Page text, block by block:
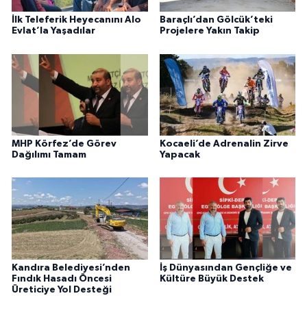
İlk Teleferik Heyecanını Alo
Evlat’la Yaşadılar
Baraçlı’dan Gölcük’teki
Projelere Yakın Takip
MHP Körfez’de Görev
Dağılımı Tamam
Kocaeli’de Adrenalin Zirve
Yapacak
Kandıra Belediyesi’nden
Fındık Hasadı Öncesi
Üreticiye Yol Desteği
İş Dünyasından Gençliğe ve
Kültüre Büyük Destek